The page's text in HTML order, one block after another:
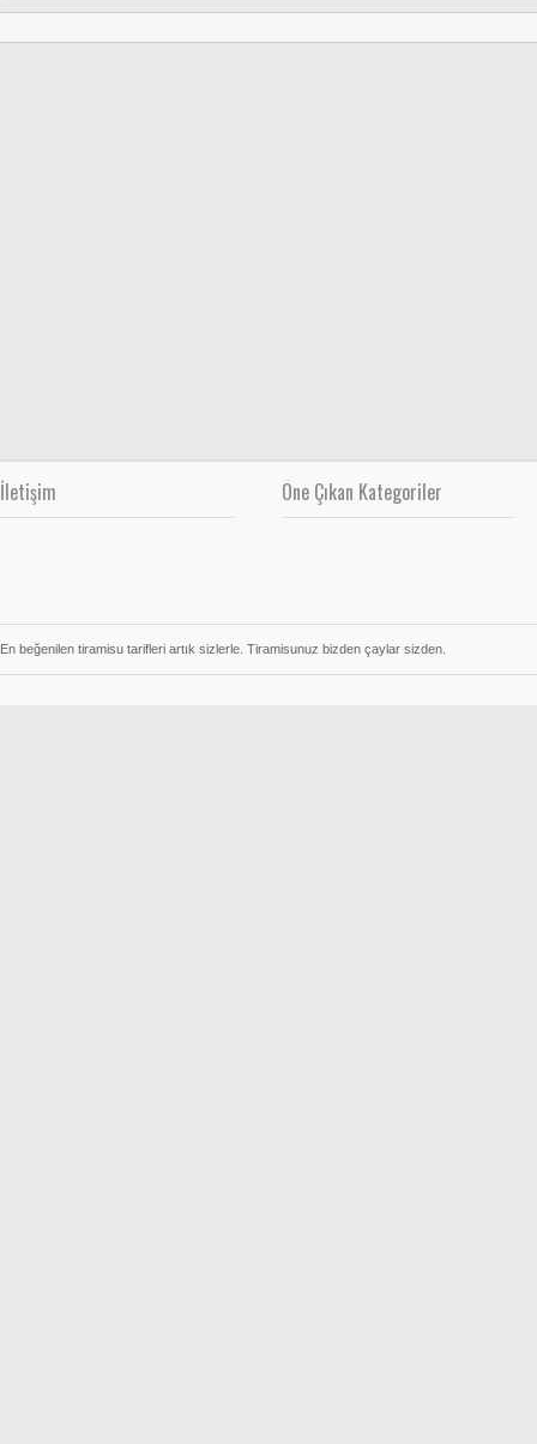
İletişim Öne Çıkan Kategoriler
En beğenilen tiramisu tarifleri artık sizlerle. Tiramisunuz bizden çaylar sizden.